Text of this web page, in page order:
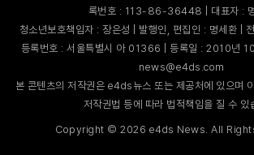
록번호 : 113-86-36448 | 대표자 :
청소년보호책임자 : 장은성 | 발행인, 편집인 : 명세
등록번호 : 서울특별시 아 01366 | 등록일 : 2010년
news@e4ds.com
본 콘텐츠의 저작권은 e4ds뉴스 또는 제공처에 있으며
저작권법 등에 따라 법적책임을 질 수 있
Copyright ©2026 e4ds News. All